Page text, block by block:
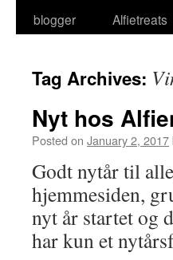
blogger
Alfietreats
Tag Archives:
Nyt hos
Posted on January 2, 2017
Godt nytår til
hjemmesiden,
nyt år startet og
har kun et